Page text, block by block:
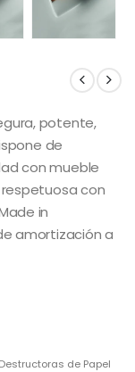
potente,
de
con mueble
con
in
amortización a
Destructoras de Papel